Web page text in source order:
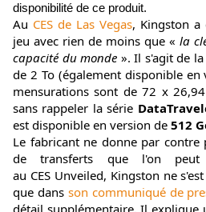
disponibilité de ce produit.
Au CES de Las Vegas, Kingston
jeu avec rien de moins que « la
capacité du monde ». Il s'agit de
de 2 To (également disponible
mensurations sont de 72 x
sans rappeler la série
est disponible en version de 512
Le fabricant ne donne par
de transferts que l'on peut
au CES Unveiled, Kingston ne
que dans son communiqué de